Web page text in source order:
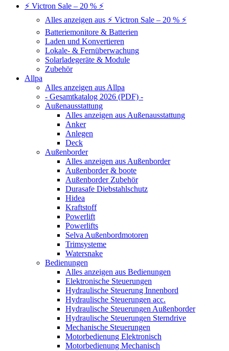
⚡ Victron Sale – 20 % ⚡
Alles anzeigen aus ⚡ Victron Sale – 20 % ⚡
Batteriemonitore & Batterien
Laden und Konvertieren
Lokale- & Fernüberwachung
Solarladegeräte & Module
Zubehör
Allpa
Alles anzeigen aus Allpa
- Gesamtkatalog 2026 (PDF) -
Außenausstattung
Alles anzeigen aus Außenausstattung
Anker
Anlegen
Deck
Außenborder
Alles anzeigen aus Außenborder
Außenborder & boote
Außenborder Zubehör
Durasafe Diebstahlschutz
Hidea
Kraftstoff
Powerlift
Powerlifts
Selva Außenbordmotoren
Trimsysteme
Watersnake
Bedienungen
Alles anzeigen aus Bedienungen
Elektronische Steuerungen
Hydraulische Steuerung Innenbord
Hydraulische Steuerungen acc.
Hydraulische Steuerungen Außenborder
Hydraulische Steuerungen Sterndrive
Mechanische Steuerungen
Motorbedienung Elektronisch
Motorbedienung Mechanisch